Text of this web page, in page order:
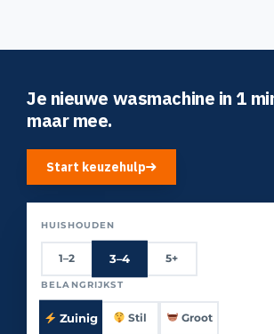
Je nieuwe wasmachine in 1
maar mee.
Start keuzehulp
HUISHOUDEN
1–2 3–4 5+
BELANGRIJKST
Zuinig Stil Groot